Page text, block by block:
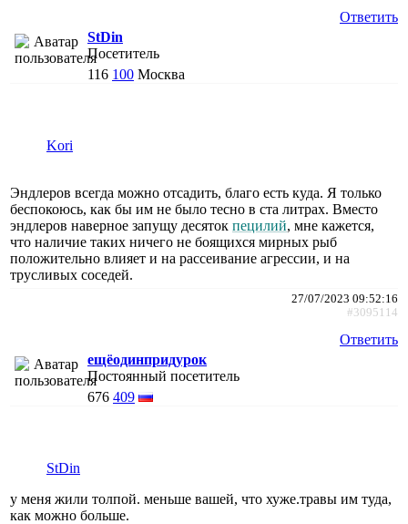
Ответить
StDin
Посетитель
116 100 Москва
Kori
Эндлеров всегда можно отсадить, благо есть куда. Я только
беспокоюсь, как бы им не было тесно в ста литрах. Вместо
эндлеров наверное запущу десяток пецилий, мне кажется,
что наличие таких ничего не боящихся мирных рыб
положительно влияет и на рассеивание агрессии, и на
трусливых соседей.
27/07/2023 09:52:16
#3095114
Ответить
ещёодинпридурок
Постоянный посетитель
676 409
StDin
у меня жили толпой. меньше вашей, что хуже.травы им туда,
как можно больше.